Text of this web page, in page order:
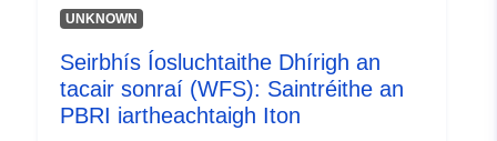
4786-bdb0-3fab82d08c62
Clóscríobh:
Acmhainn:
http://inspire.ec.europa.eu/
UNKNOWN
Seirbhís Íosluchtaithe Dhírigh an
tacair sonraí (WFS): Saintréithe an
PBRI iartheachtaigh Iton